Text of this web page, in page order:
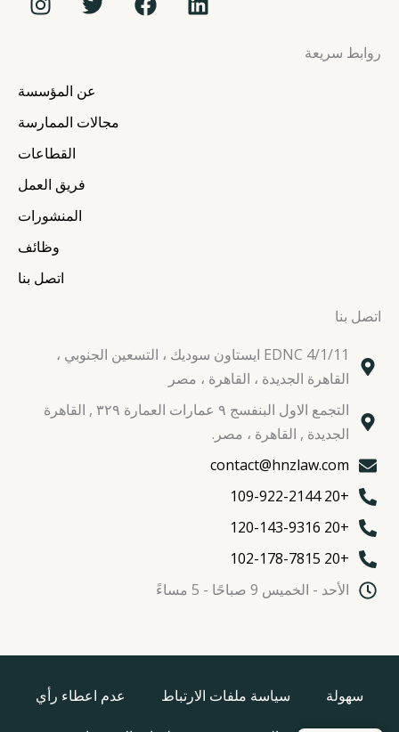
i
a
w
t
e
r
n
g
r
a
m
روابط سريعة
عن المؤسسة
مجالات الممارسة
القطاعات
فريق العمل
المنشورات
وظائف
اتصل بنا
اتصل بنا
EDNC 4/1/11 ايستاون سوديك ، التسعين الجنوبي ،
القاهرة الجديدة ، القاهرة ، مصر
التجمع الاول البنفسج ٩ عمارات العمارة ٣٢٩ , القاهرة
الجديدة , القاهرة ، مصر.
contact@hnzlaw.com
+20 109-922-2144
+20 120-143-9316
+20 102-178-7815
الأحد - الخميس 9 صباحًا - 5 مساءً
سهولة سياسة ملفات الارتباط عدم اعطاء رأي